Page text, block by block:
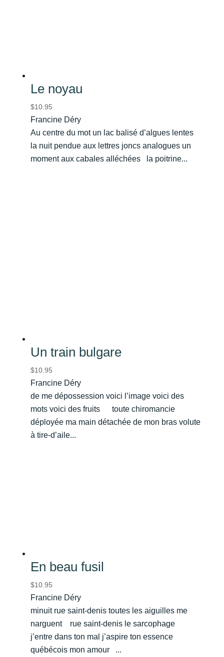
Le noyau
$10.95
Francine Déry
Au centre du mot un lac balisé d’algues lentes
la nuit pendue aux lettres joncs analogues un
moment aux cabales alléchées la poitrine...
Un train bulgare
$10.95
Francine Déry
de me dépossession voici l’image voici des
mots voici des fruits toute chiromancie
déployée ma main détachée de mon bras volute
à tire-d’aile...
En beau fusil
$10.95
Francine Déry
minuit rue saint-denis toutes les aiguilles me
narguent rue saint-denis le sarcophage
j’entre dans ton mal j’aspire ton essence
québécois mon amour ...